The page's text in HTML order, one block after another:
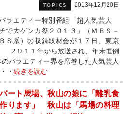
TOPICS 2013年12月20日
ラエティー特別番組「超人気芸人
で大ゲンカ祭２０１３」（ＭＢＳ－
Ｓ系）の収録取材会が１７日、東京
２０１１年から放送され、年末恒例
バラエティー界を席巻した人気芸人
・ 続きを読む
ート馬場、秋山の娘に「離乳食
ります」 秋山は「馬場の料理